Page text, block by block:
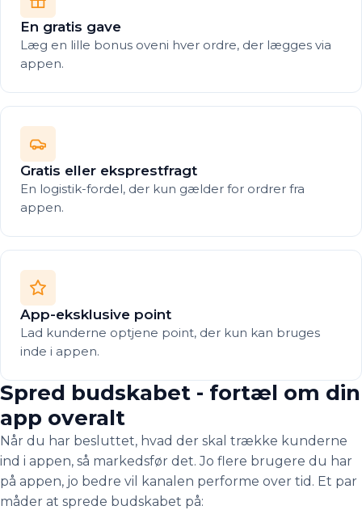
En gratis gave
Læg en lille bonus oveni hver ordre, der lægges via
appen.
Gratis eller eksprestfragt
En logistik-fordel, der kun gælder for ordrer fra
appen.
App-eksklusive point
Lad kunderne optjene point, der kun kan bruges
inde i appen.
Spred budskabet - fortæl om din
app overalt
Når du har besluttet, hvad der skal trække kunderne
ind i appen, så markedsfør det. Jo flere brugere du har
på appen, jo bedre vil kanalen performe over tid. Et par
måder at sprede budskabet på: